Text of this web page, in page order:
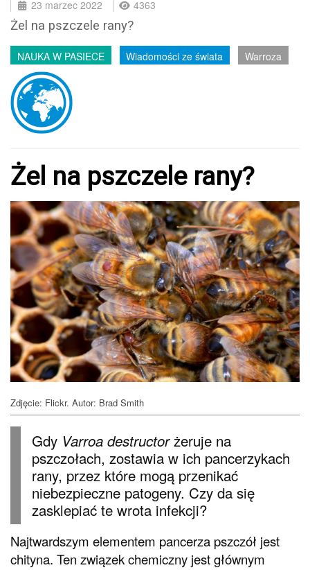
23 marzec 2022
4363
Żel na pszczele rany?
NAUKA W PASIECE Wiadomości ze świata Warroza
Żel na pszczele rany?
Zdjęcie: Flickr. Autor: Brad Smith
Gdy Varroa destructorżeruje na
pszczołach, zostawia w ich pancerzykach
rany, przez które mogą przenikać
niebezpieczne patogeny. Czy da się
zasklepiać te wrota infekcji?
Najtwardszym elementem pancerza pszczół jest
chityna. Ten związek chemiczny jest głównym